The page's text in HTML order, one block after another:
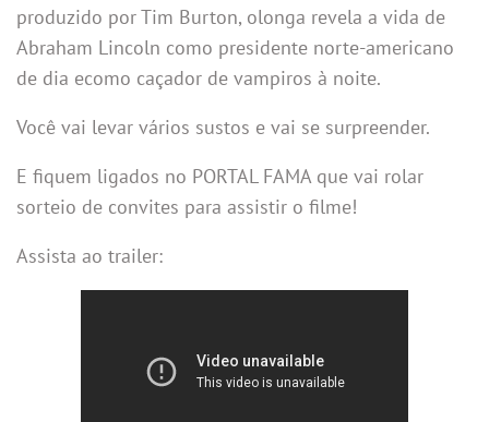
produzido por Tim Burton, olonga revela a vida de
Abraham Lincoln como presidente norte-americano
de dia ecomo caçador de vampiros à noite.
Você vai levar vários sustos e vai se surpreender.
E fiquem ligados no PORTAL FAMA que vai rolar
sorteio de convites para assistir o filme!
Assista ao trailer: